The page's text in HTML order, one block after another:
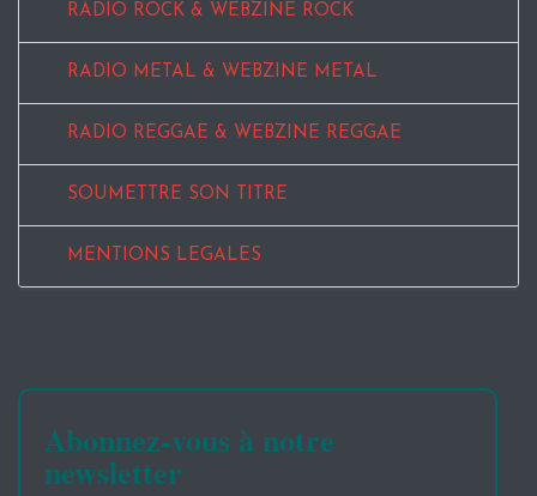
RADIO ROCK & WEBZINE ROCK
RADIO METAL & WEBZINE METAL
RADIO REGGAE & WEBZINE REGGAE
SOUMETTRE SON TITRE
MENTIONS LEGALES
Abonnez-vous à notre
newsletter